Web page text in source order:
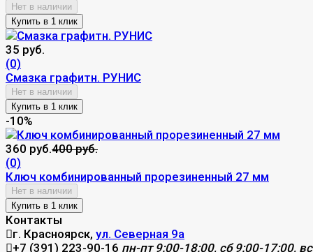
Нет в наличии
35 руб.
(0)
Смазка графитн. РУНИС
Нет в наличии
-10%
360 руб.400 руб.
(0)
Ключ комбинированный прорезиненный 27 мм
Нет в наличии
Контакты
г. Красноярск, ул. Северная 9а
+7 (391) 223-90-16 пн-пт 9:00-18:00, сб 9:00-17:00,